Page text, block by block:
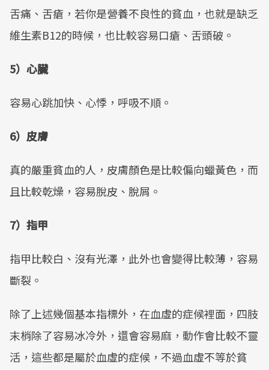
舌痛、舌瘡，若你是營養不良性的貧血，也就是缺乏
維生素B12的時候，也比較容易口瘡、舌頭破。
5）心臟
容易心跳加快、心悸，呼吸不順。
6）皮膚
真的嚴重貧血的人，皮膚顏色是比較偏向蠟黃色，而
且比較乾燥，容易脫皮、脫屑。
7）指甲
指甲比較白、沒有光澤，此外也會變得比較薄，容易
斷裂。
除了上述幾個基本指標外，在血虛的症候裡面，四肢
末梢除了容易冰冷外，還會容易麻，動作會比較不靈
活，這些都是屬於血虛的症候，不過血虛不等於貧